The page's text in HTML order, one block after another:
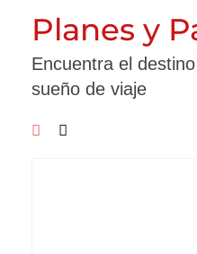
Planes y
Encuentra el
sueño de viaje